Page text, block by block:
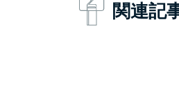
関連記